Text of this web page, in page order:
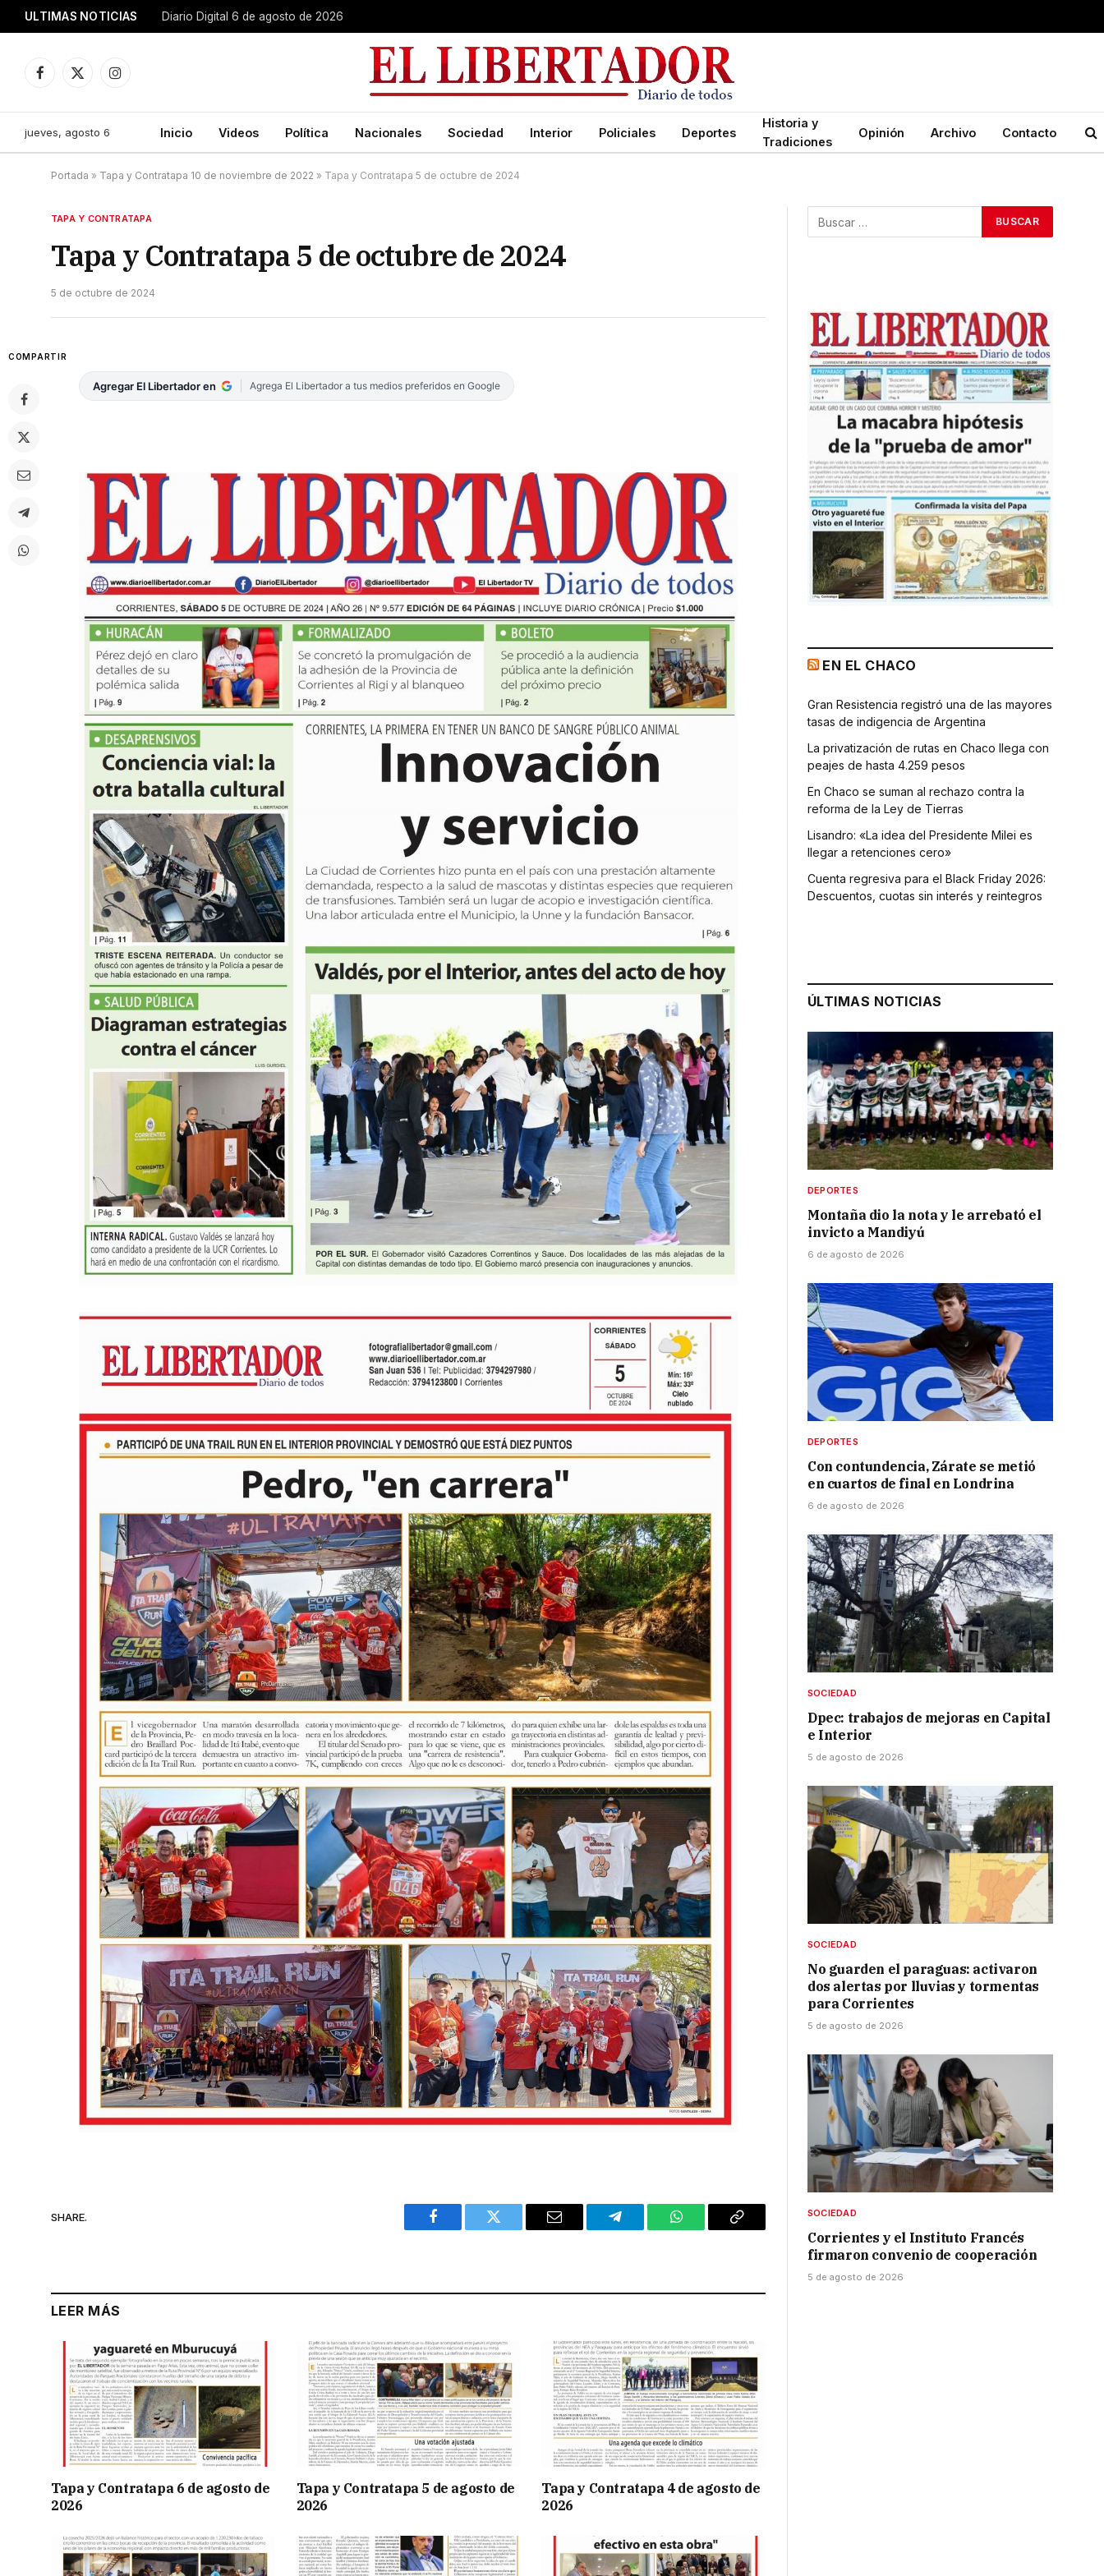
ULTIMAS NOTICIAS Diario Digital 6 de agosto de 2026
Facebook
X
Instagram
jueves, agosto 6 Inicio Videos Política Nacionales Sociedad Interior Policiales Deportes
Historia y
Tradiciones
Opinión Archivo Contacto
Portada » Tapa y Contratapa 10 de noviembre de 2022 » Tapa y Contratapa 5 de octubre de 2024
TAPA Y CONTRATAPA
Tapa y Contratapa 5 de octubre de 2024
5 de octubre de 2024
COMPARTIR
Agregar El Libertador en Agrega El Libertador a tus medios preferidos en Google
SHARE.
Facebook Twitter Email Telegram WhatsAppCopy
LEER MÁS
Tapa y Contratapa 6 de agosto de
2026
Tapa y Contratapa 5 de agosto de
2026
Tapa y Contratapa 4 de agosto de
2026
EN EL CHACO
Gran Resistencia registró una de las mayores
tasas de indigencia de Argentina
La privatización de rutas en Chaco llega con
peajes de hasta 4.259 pesos
En Chaco se suman al rechazo contra la
reforma de la Ley de Tierras
Lisandro: «La idea del Presidente Milei es
llegar a retenciones cero»
Cuenta regresiva para el Black Friday 2026:
Descuentos, cuotas sin interés y reintegros
ÚLTIMAS NOTICIAS
DEPORTES
Montaña dio la nota y le arrebató el
invicto a Mandiyú
6 de agosto de 2026
DEPORTES
Con contundencia, Zárate se metió
en cuartos de final en Londrina
6 de agosto de 2026
SOCIEDAD
Dpec: trabajos de mejoras en Capital
e Interior
5 de agosto de 2026
SOCIEDAD
No guarden el paraguas: activaron
dos alertas por lluvias y tormentas
para Corrientes
5 de agosto de 2026
SOCIEDAD
Corrientes y el Instituto Francés
firmaron convenio de cooperación
5 de agosto de 2026